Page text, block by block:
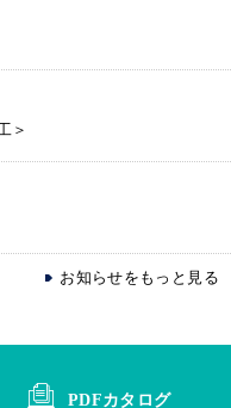
＞
お知らせをもっと見る
PDFカタログ